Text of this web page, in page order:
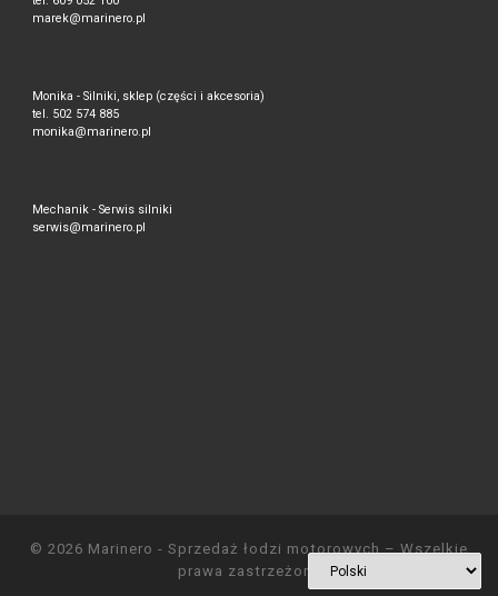
marek@marinero.pl
Monika - Silniki, sklep (części i akcesoria)
tel. 502 574 885
monika@marinero.pl
Mechanik - Serwis silniki
serwis@marinero.pl
© 2026 Marinero - Sprzedaż łodzi motorowych – Wszelkie
prawa zastrzeżone